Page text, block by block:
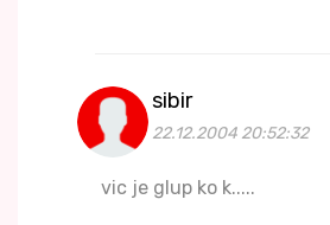
sibir
22.12.2004 20:52:32
vic je glup ko k.....